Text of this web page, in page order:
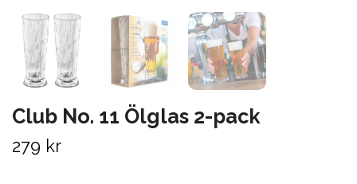
Club No. 11 Ölglas 2-pack
279 kr